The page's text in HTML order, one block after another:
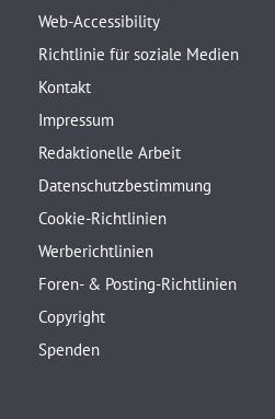
Web-Accessibility
Richtlinie für soziale Medien
Kontakt
Impressum
Redaktionelle Arbeit
Datenschutzbestimmung
Cookie-Richtlinien
Werberichtlinien
Foren- & Posting-Richtlinien
Copyright
Spenden